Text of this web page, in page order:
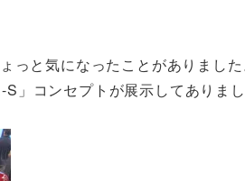
っと気になったことがありまし
」コンセプトが展示してありま